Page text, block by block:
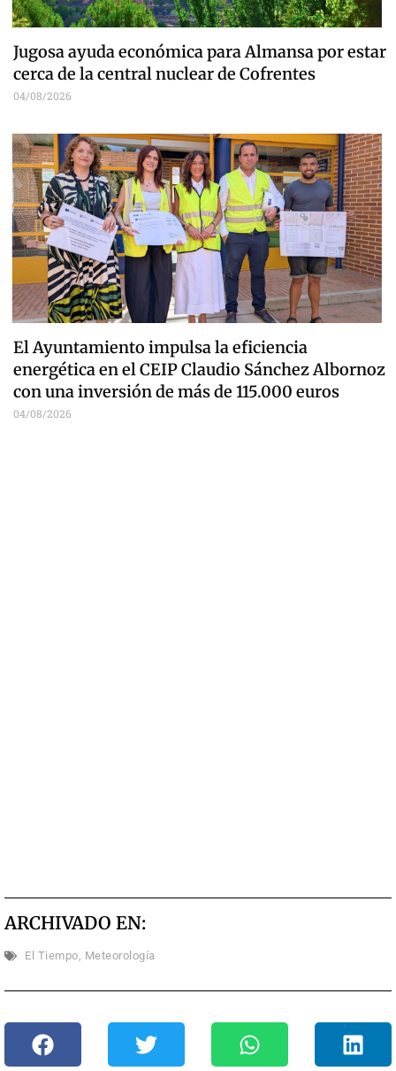
Jugosa ayuda económica para Almansa por estar
cerca de la central nuclear de Cofrentes
04/08/2026
El Ayuntamiento impulsa la eficiencia
energética en el CEIP Claudio Sánchez Albornoz
con una inversión de más de 115.000 euros
04/08/2026
ARCHIVADO EN:
El Tiempo, Meteorología